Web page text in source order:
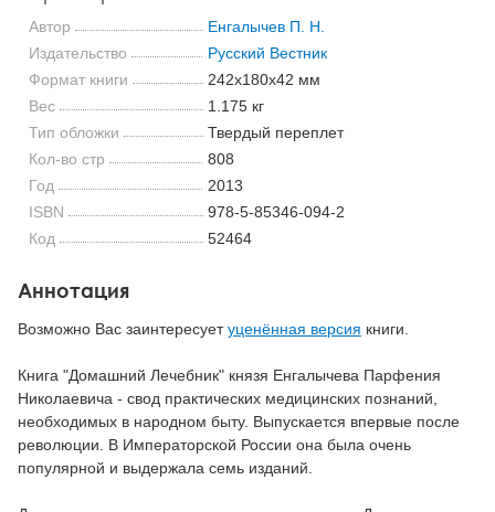
Автор
Енгалычев П. Н.
Издательство
Русский Вестник
Формат книги
242x180x42 мм
Вес
1.175 кг
Тип обложки
Твердый переплет
Кол-во стр
808
Год
2013
ISBN
978-5-85346-094-2
Код
52464
Аннотация
Возможно Вас заинтересуетуценённая версия книги.
Книга "Домашний Лечебник" князя Енгалычева Парфения
Николаевича - свод практических медицинских познаний,
необходимых в народном быту. Выпускается впервые после
революции. В Императорской России она была очень
популярной и выдержала семь изданий.